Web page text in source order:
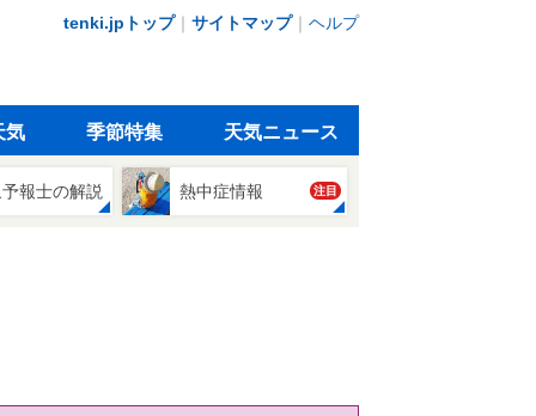
tenki.jpトップ｜ サイトマップ｜ ヘルプ
気 季節特集 天気ニュース
報士の解説 熱中症情報 注目